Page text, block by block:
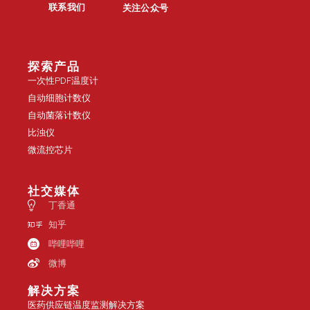
联系我们 关注公众号
探索产品
一次性PDF温度计
自动细胞计数仪
自动菌落计数仪
比浊仪
微流控芯片
社交媒体
丁香通
知乎
哔哩哔哩
微博
解决方案
医药供应链温度监测解决方案